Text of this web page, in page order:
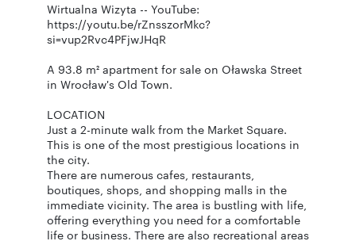
Wirtualna Wizyta -- YouTube:
https://youtu.be/rZnsszorMkc?
si=vup2Rvc4PFjwJHqR
A 93.8 m² apartment for sale on Oławska Street
in Wrocław's Old Town.
LOCATION
Just a 2-minute walk from the Market Square.
This is one of the most prestigious locations in
the city.
There are numerous cafes, restaurants,
boutiques, shops, and shopping malls in the
immediate vicinity. The area is bustling with life,
offering everything you need for a comfortable
life or business. There are also recreational areas